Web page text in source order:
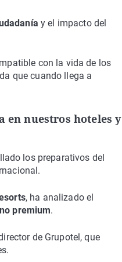
y el impacto del
con la vida de los
que cuando llega a
en nuestros hoteles y
los preparativos del
, ha analizado el
premium.
de Grupotel, que